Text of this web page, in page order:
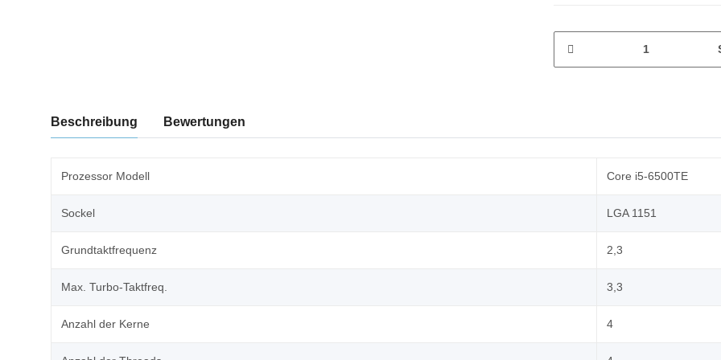
Beschreibung Bewertungen
Prozessor Modell Core i5-6500TE
Sockel LGA 1151
Grundtaktfrequenz 2,3
Max. Turbo-Taktfreq. 3,3
Anzahl der Kerne 4